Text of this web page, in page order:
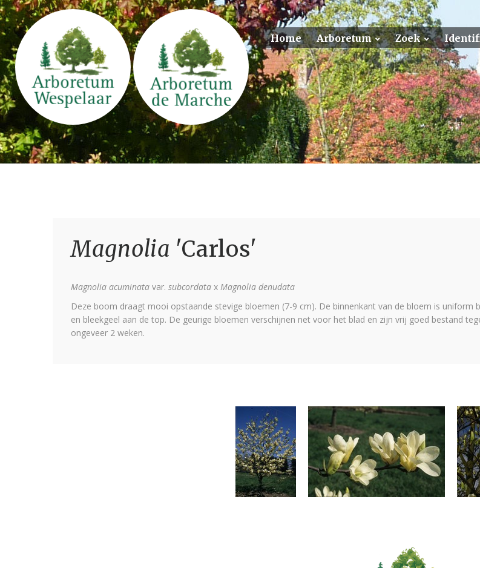
Home Arboretum Zoek
Magnolia 'Carlos'
Magnolia acuminata var. subcordata x Magnolia denudata
Deze boom draagt mooi opstaande stevige bloemen (7-9 cm). De binnenkant van de bloem is uniform
en bleekgeel aan de top. De geurige bloemen verschijnen net voor het blad en zijn vrij goed bestand
ongeveer 2 weken.